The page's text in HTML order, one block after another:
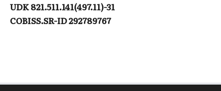
UDK 821.511.141(497.11)-31
COBISS.SR-ID 292789767